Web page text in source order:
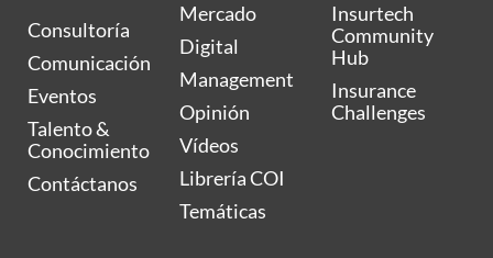
Consultoría
Comunicación
Eventos
Talento &
Conocimiento
Contáctanos
Mercado
Digital
Management
Opinión
Vídeos
Librería COI
Temáticas
Insurtech
Community
Hub
Insurance
Challenges